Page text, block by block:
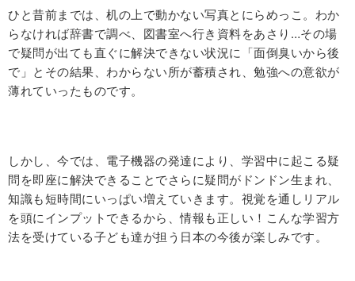
ひと昔前までは、机の上で動かない写真とにらめっこ。わか
らなければ辞書で調べ、図書室へ行き資料をあさり…その場
で疑問が出ても直ぐに解決できない状況に「面倒臭いから後
で」とその結果、わからない所が蓄積され、勉強への意欲が
薄れていったものです。
しかし、今では、電子機器の発達により、学習中に起こる疑
問を即座に解決できることでさらに疑問がドンドン生まれ、
知識も短時間にいっぱい増えていきます。視覚を通しリアル
を頭にインプットできるから、情報も正しい！こんな学習方
法を受けている子ども達が担う日本の今後が楽しみです。